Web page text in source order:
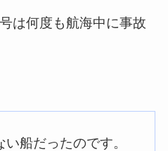
は何度も航海中に事故
船だったのです。